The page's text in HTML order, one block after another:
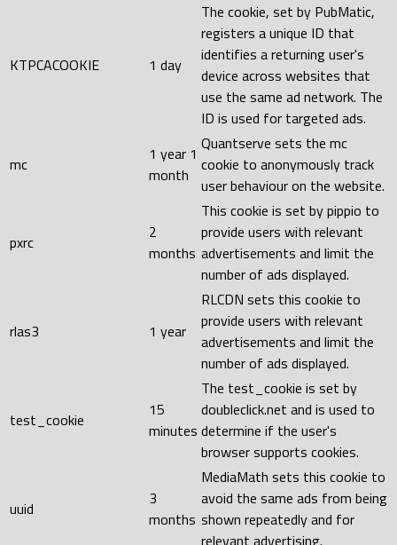
KTPCACOOKIE 1 day
The cookie, set by PubMatic,
registers a unique ID that
identifies a returning user's
device across websites that
use the same ad network. The
ID is used for targeted ads.
mc
1 year 1
month
Quantserve sets the mc
cookie to anonymously track
user behaviour on the website.
pxrc
2
months
This cookie is set by pippio to
provide users with relevant
advertisements and limit the
number of ads displayed.
rlas3 1 year
RLCDN sets this cookie to
provide users with relevant
advertisements and limit the
number of ads displayed.
test_cookie
15
minutes
The test_cookie is set by
doubleclick.net and is used to
determine if the user's
browser supports cookies.
uuid
3
months
MediaMath sets this cookie to
avoid the same ads from being
shown repeatedly and for